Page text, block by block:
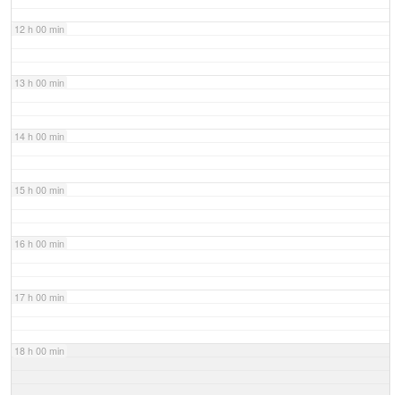
12 h 00 min
13 h 00 min
14 h 00 min
15 h 00 min
16 h 00 min
17 h 00 min
18 h 00 min